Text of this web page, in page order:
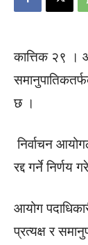
कात्तिक २९ ।
छ ।
निर्वाचन
रद्द गर्ने निर्णय
आयोग
प्रत्यक्ष र